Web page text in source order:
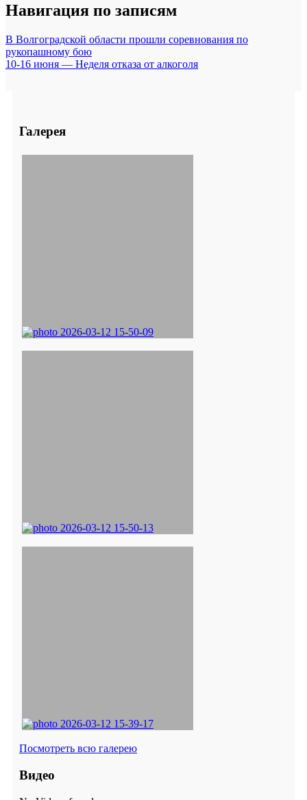
Навигация по записям
В Волгоградской области прошли соревнования по
рукопашному бою
10-16 июня — Неделя отказа от алкоголя
Галерея
Посмотреть всю галерею
Видео